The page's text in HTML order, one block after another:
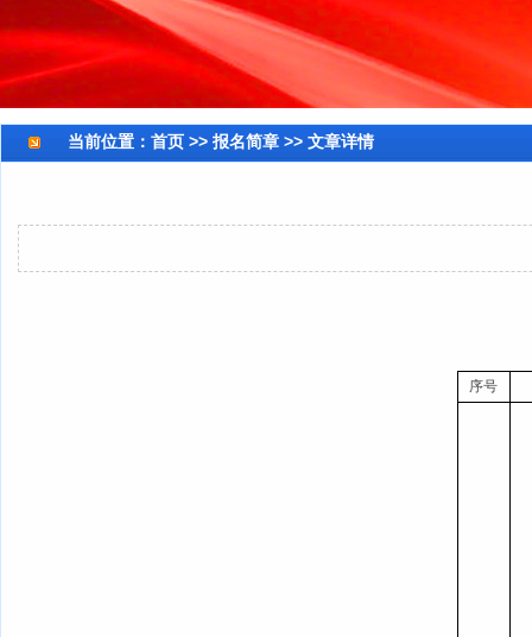
当前位置： 首页 >> 报名简章 >> 文章详情
序号